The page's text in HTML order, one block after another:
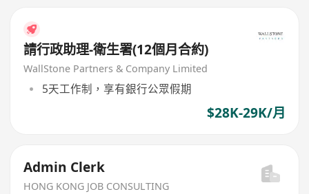
請行政助理-衛生署(12個月合約)
WallStone Partners & Company Limited
5天工作制，享有銀行公眾假期
$28K-29K/月
Admin Clerk
HONG KONG JOB CONSULTING